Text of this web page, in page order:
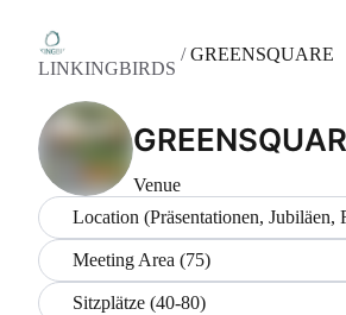
LINKINGBIRDS
/GREENSQUARE
Venue
Location (Präsentationen, Jubiläen,
Meeting Area (75)
Sitzplätze (40-80)